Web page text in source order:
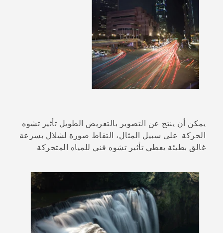
يمكن أن ينتج عن التصوير بالتعريض الطويل تأثير تشوه
الحركة. على سبيل المثال، التقاط صورة لشلال بسرعة
غالق بطيئة يعطي تأثير تشوه فني للمياه المتحركة.